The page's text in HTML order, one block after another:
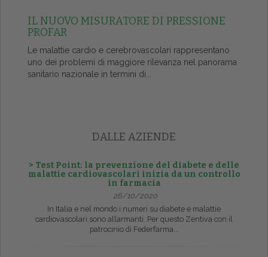
IL NUOVO MISURATORE DI PRESSIONE
PROFAR
Le malattie cardio e cerebrovascolari rappresentano
uno dei problemi di maggiore rilevanza nel panorama
sanitario nazionale in termini di...
DALLE AZIENDE
> Test Point: la prevenzione del diabete e delle
malattie cardiovascolari inizia da un controllo
in farmacia
26/10/2020
In Italia e nel mondo i numeri su diabete e malattie
cardiovascolari sono allarmanti. Per questo Zentiva con il
patrocinio di Federfarma...